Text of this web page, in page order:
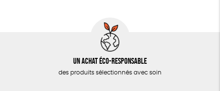
CUISINE / NUTRITION
Un achat éco-responsable
des produits sélectionnés avec soin